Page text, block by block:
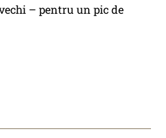
– pentru un pic de